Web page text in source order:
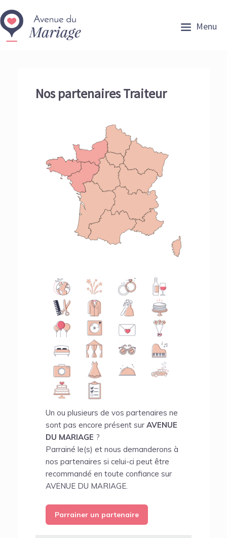
Menu
Nos partenaires Traiteur
Un ou plusieurs de vos partenaires ne
sont pas encore présent sur AVENUE
DU MARIAGE ?
Parrainé le(s) et nous demanderons à
nos partenaires si celui-ci peut être
recommandé en toute confiance sur
AVENUE DU MARIAGE.
Parrainer un partenaire